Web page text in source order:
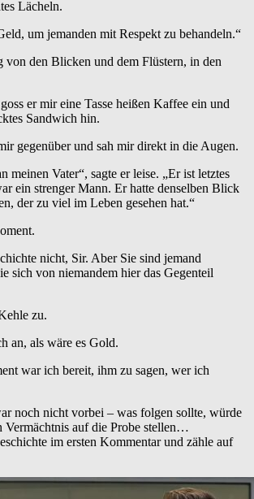
Lächeln.
um jemanden mit Respekt zu behandeln.“
von den Blicken und dem Flüstern, in den
er mir eine Tasse heißen Kaffee ein und
Sandwich hin.
gegenüber und sah mir direkt in die Augen.
meinen Vater“, sagte er leise. „Er ist letztes
ein strenger Mann. Er hatte denselben Blick
der zu viel im Leben gesehen hat.“
nicht, Sir. Aber Sie sind jemand
sich von niemandem hier das Gegenteil
zu.
an, als wäre es Gold.
war ich bereit, ihm zu sagen, wer ich
noch nicht vorbei – was folgen sollte, würde
Vermächtnis auf die Probe stellen…
im ersten Kommentar und zähle auf